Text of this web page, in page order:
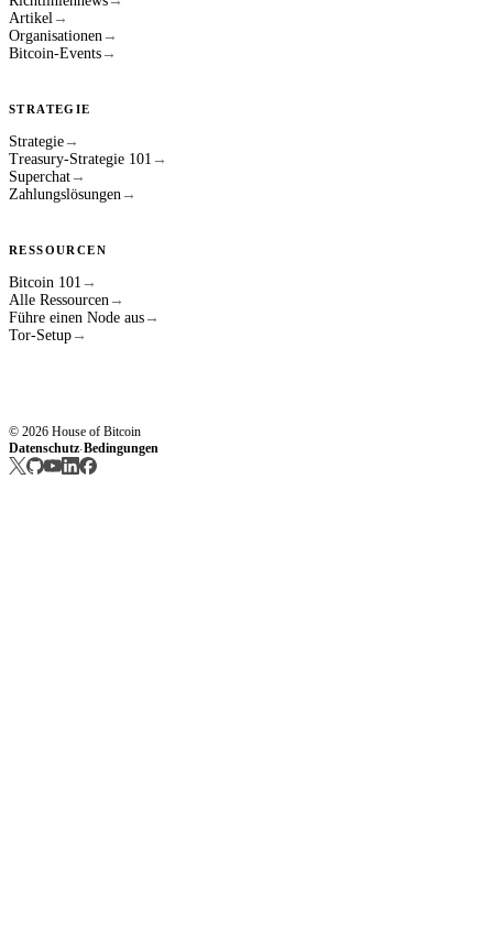
Artikel →
Organisationen →
Bitcoin-Events →
STRATEGIE
Strategie →
Treasury-Strategie 101 →
Superchat →
Zahlungslösungen →
RESSOURCEN
Bitcoin 101 →
Alle Ressourcen →
Führe einen Node aus →
Tor-Setup →
© 2026 House of Bitcoin
Datenschutz·Bedingungen